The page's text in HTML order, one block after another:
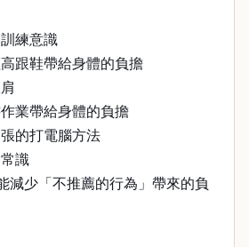
練意識
跟鞋帶給身體的負擔
業帶給身體的負擔
的打電腦方法
識
減少「不推薦的行為」帶來的負